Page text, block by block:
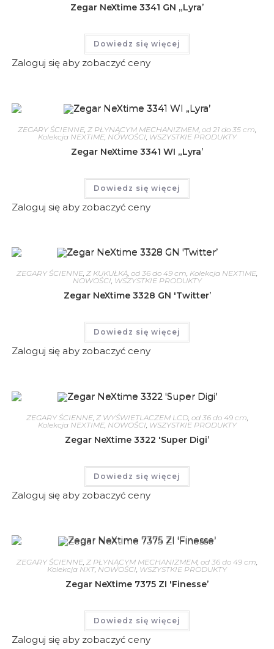
Zegar NeXtime 3341 GN „Lyra’
Dowiedz się więcej
Zaloguj się aby zobaczyć ceny
ZEGARY ŚCIENNE Z PŁYNĄCYM MECHANIZMEM od 21 do 35 cm
Kolekcja NEXTIME, NOWOŚCI WSZYSTKIE PRODUKTY
Zegar NeXtime 3341 WI „Lyra’
Dowiedz się więcej
Zaloguj się aby zobaczyć ceny
ZEGARY ŚCIENNE, Z KUKUŁKĄ, od 36 do 49 cm, Kolekcja NEXTIME,
NOWOŚCI, WSZYSTKIE PRODUKTY
Zegar NeXtime 3328 GN 'Twitter’
Dowiedz się więcej
Zaloguj się aby zobaczyć ceny
ZEGARY ŚCIENNE, Z WYŚWIETLACZEM LCD, od 36 do 49 cm
Kolekcja NEXTIME, NOWOŚCI WSZYSTKIE PRODUKTY
Zegar NeXtime 3322 'Super Digi’
Dowiedz się więcej
Zaloguj się aby zobaczyć ceny
ZEGARY ŚCIENNE Z PŁYNĄCYM MECHANIZMEM od 36 do 49 cm
Kolekcja NXT, NOWOŚCI WSZYSTKIE PRODUKTY
Zegar NeXtime 7375 ZI 'Finesse’
Dowiedz się więcej
Zaloguj się aby zobaczyć ceny